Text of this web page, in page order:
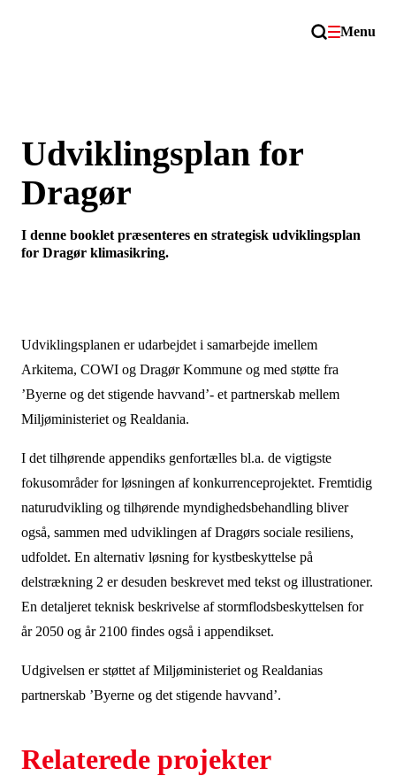
Menu
Udviklingsplan for
Dragør
I denne booklet præsenteres en strategisk udviklingsplan
for Dragør klimasikring.
Udviklingsplanen er udarbejdet i samarbejde imellem
Arkitema, COWI og Dragør Kommune og med støtte fra
’Byerne og det stigende havvand’- et partnerskab mellem
Miljøministeriet og Realdania.
I det tilhørende appendiks genfortælles bl.a. de vigtigste
fokusområder for løsningen af konkurrenceprojektet. Fremtidig
naturudvikling og tilhørende myndighedsbehandling bliver
også, sammen med udviklingen af Dragørs sociale resiliens,
udfoldet. En alternativ løsning for kystbeskyttelse på
delstrækning 2 er desuden beskrevet med tekst og illustrationer.
En detaljeret teknisk beskrivelse af stormflodsbeskyttelsen for
år 2050 og år 2100 findes også i appendikset.
Udgivelsen er støttet af Miljøministeriet og Realdanias
partnerskab ’Byerne og det stigende havvand’.
Relaterede projekter